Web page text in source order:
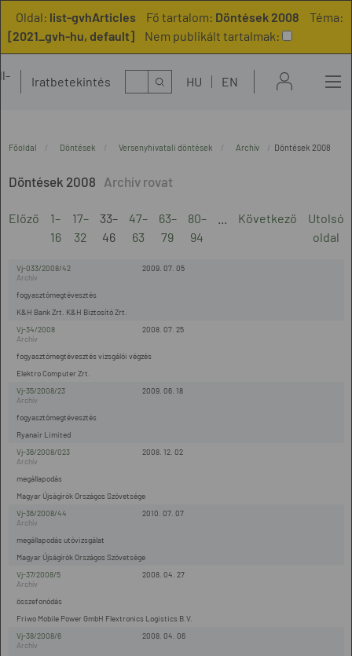
Oldal: list-gvhArticles Fő tartalom: Döntések 2008
Téma:
[2021_gvh-hu, default]
Nem publikált tartalmak:
Iratbetekintés Kereső HU EN
Főoldal Döntések Versenyhivatali döntések Archív Döntések 2008
Döntések 2008
Előző
1–
16
17–
32
33–
46
47–
63
63–
79
80–
94
Következő
Utolsó
oldal
2009. 07. 05
Vj-033/2008/42
K&H Bank Zrt. K&H Biztosító Zrt.
fogyasztómegtévesztés
2008. 07. 25
Vj-34/2008
Elektro Computer Zrt.
fogyasztómegtévesztés vizsgálói végzés
2009. 06. 18
Vj-35/2008/23
Ryanair Limited
fogyasztómegtévesztés
2008. 12. 02
Vj-36/2008/023
Magyar Újságírók Országos Szövetsége
megállapodás
2010. 07. 07
Vj-36/2008/44
Magyar Újságírók Országos Szövetsége
megállapodás utóvizsgálat
2008. 04. 27
Vj-37/2008/5
Friwo Mobile Power GmbH Flextronics Logistics B.V.
összefonódás
2008. 04. 06
Vj-38/2008/6